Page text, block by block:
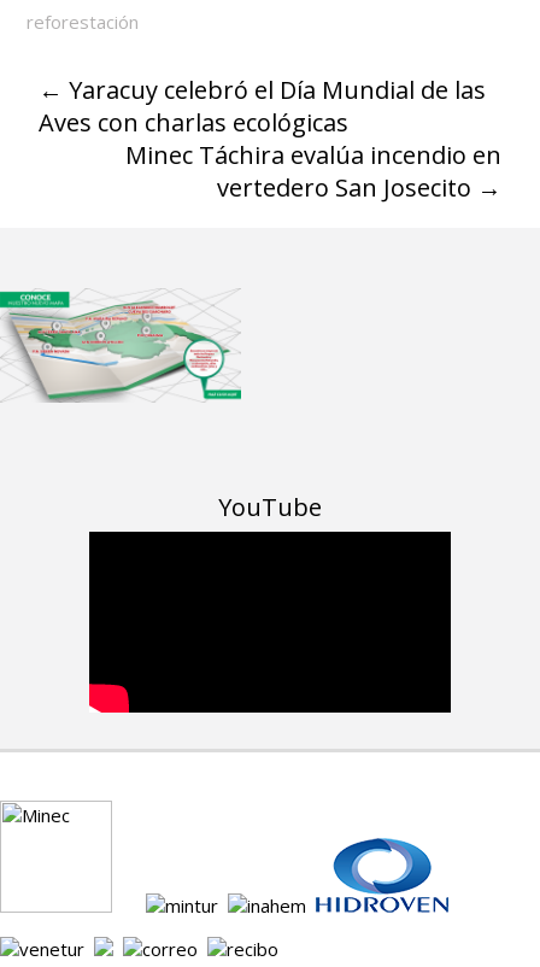
reforestación
← Yaracuy celebró el Día Mundial de las
Aves con charlas ecológicas
Minec Táchira evalúa incendio en
vertedero San Josecito →
YouTube